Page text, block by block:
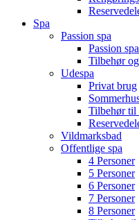
Spa
Passion spa
Passion spa
Tilbehør
Udespa
Privat brug
Tilbehør til
Vildmarksbad
Offentlige spa
4 Personer
5 Personer
6 Personer
7 Personer
8 Personer